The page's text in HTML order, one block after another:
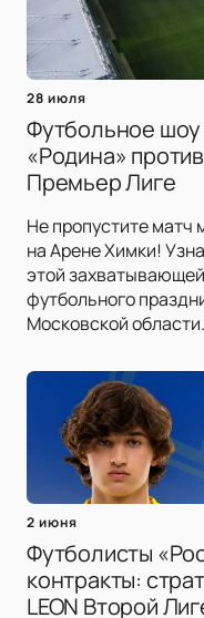
28 июля
Футбольное
«Родина»
Премьер Лиге
Не пропустите матч
на Арене Химки!
этой
футбольного
Московской области.
2 июня
Футболисты
контракты:
LEON Второй